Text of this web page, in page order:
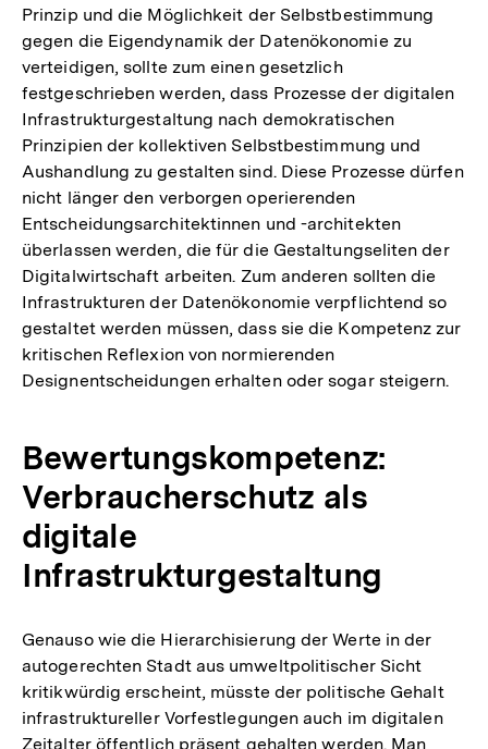
Prinzip und die Möglichkeit der Selbstbestimmung
gegen die Eigendynamik der Datenökonomie zu
verteidigen, sollte zum einen gesetzlich
festgeschrieben werden, dass Prozesse der digitalen
Infrastrukturgestaltung nach demokratischen
Prinzipien der kollektiven Selbstbestimmung und
Aushandlung zu gestalten sind. Diese Prozesse dürfen
nicht länger den verborgen operierenden
Entscheidungsarchitektinnen und -architekten
überlassen werden, die für die Gestaltungseliten der
Digitalwirtschaft arbeiten. Zum anderen sollten die
Infrastrukturen der Datenökonomie verpflichtend so
gestaltet werden müssen, dass sie die Kompetenz zur
kritischen Reflexion von normierenden
Designentscheidungen erhalten oder sogar steigern.
Bewertungskompetenz:
Verbraucherschutz als
digitale
Infrastrukturgestaltung
Genauso wie die Hierarchisierung der Werte in der
autogerechten Stadt aus umweltpolitischer Sicht
kritikwürdig erscheint, müsste der politische Gehalt
infrastruktureller Vorfestlegungen auch im digitalen
Zeitalter öffentlich präsent gehalten werden. Man